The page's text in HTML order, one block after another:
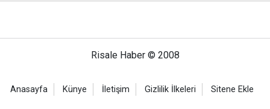
Risale Haber © 2008
Anasayfa Künye İletişim Gizlilik İlkeleri Sitene Ekle